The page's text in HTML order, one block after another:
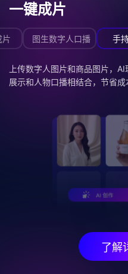
一键成片
片 图生数字人口播 手
上传数字人图片和商品图片，
展示和人物口播相结合，节省成
了解